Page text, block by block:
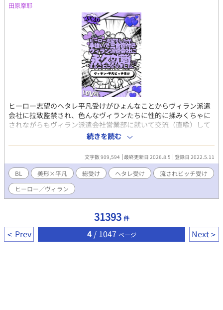
田原摩耶
ヒーロー志望のヘタレ平凡受けがひょんなことからヴィラン派遣
会社に拉致監禁され、色んなヴィランたちに性的に揉みくちゃに
されながらもヴィラン派遣会社営業部に就いて交流（直喩）して
いくお話。 ゆるゆるヘタレお人好し流されビッチM平凡総受け／
複数／ラブコメ寄りわちゃわちゃ／明るいレイプ
続きを読む
文字数 909,594 最終更新日 2026.8.5 登録日 2022.5.11
BL 美形×平凡 総受け ヘタレ受け
流されビッチ受け
ヒーロー／ヴィラン
31393 件
Prev 4/ 1047 ページ Next